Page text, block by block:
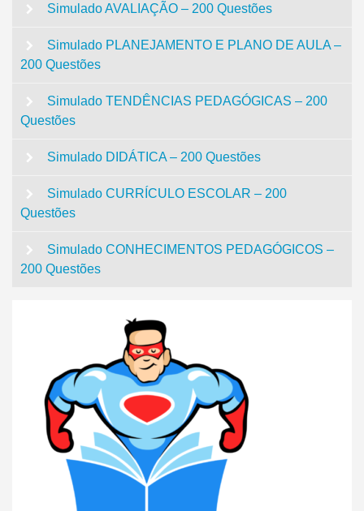
Simulado AVALIAÇÃO – 200 Questões
Simulado PLANEJAMENTO E PLANO DE AULA –
200 Questões
Simulado TENDÊNCIAS PEDAGÓGICAS – 200
Questões
Simulado DIDÁTICA – 200 Questões
Simulado CURRÍCULO ESCOLAR – 200
Questões
Simulado CONHECIMENTOS PEDAGÓGICOS –
200 Questões